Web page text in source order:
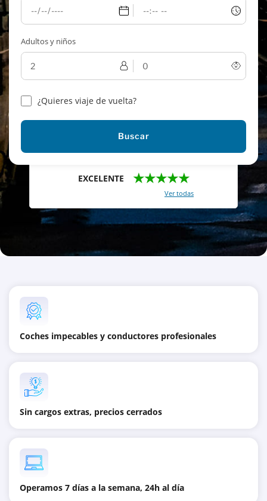
Adultos y niños
¿Quieres viaje de vuelta?
Buscar
EXCELENTE ★★★★★
Ver todas
Coches impecables y conductores profesionales
Sin cargos extras, precios cerrados
Operamos 7 días a la semana, 24h al día